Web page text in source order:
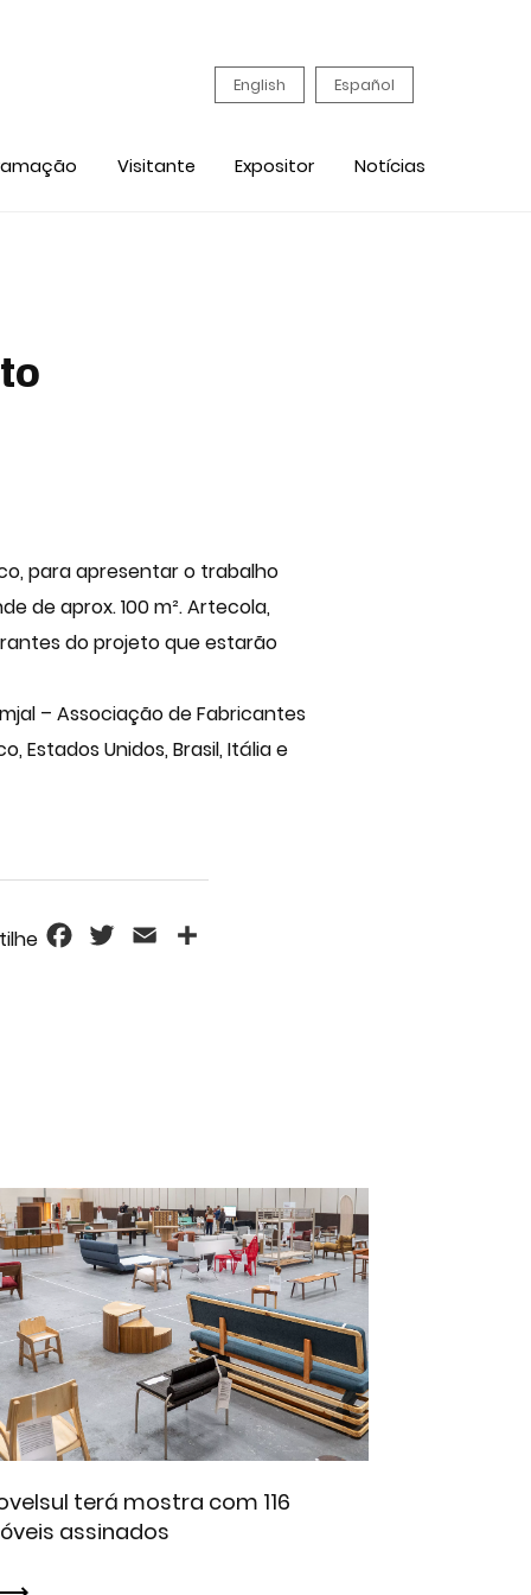
English Español
Visitante Expositor Notícias
para apresentar o trabalho
de aprox. 100 m². Artecola,
do projeto que estarão
– Associação de Fabricantes
Estados Unidos, Brasil, Itália e
FacebookTwitterEmail
terá mostra com 116
assinados